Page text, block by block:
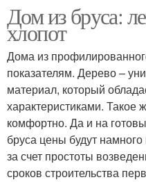
Дом из бруса:
хлопот
Дома из
показателям. Дерево –
материал, который
характеристиками. Такое
комфортно. Да и на
бруса цены будут
за счет простоты
сроков строительства